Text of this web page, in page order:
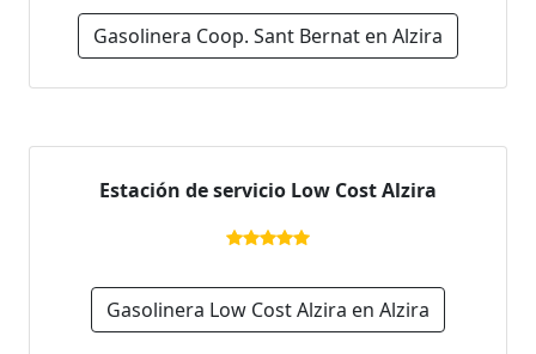
Gasolinera Coop. Sant Bernat en Alzira
Estación de servicio Low Cost Alzira
Gasolinera Low Cost Alzira en Alzira